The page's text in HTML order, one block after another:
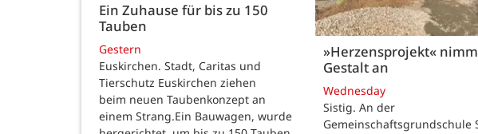
Ein Zuhause für bis zu 150
Tauben
Gestern
Euskirchen. Stadt, Caritas und
Tierschutz Euskirchen ziehen
beim neuen Taubenkonzept an
einem Strang.Ein Bauwagen, wurde
»Herzensprojekt«
Gestalt an
Wednesday
Sistig. An der
Gemeinschaftsgrundschule